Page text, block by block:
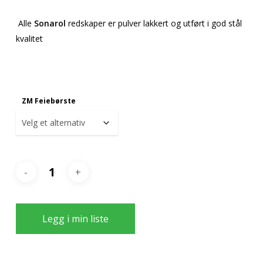
Alle Sonarol redskaper er pulver lakkert og utført i god stål
kvalitet
ZM Feiebørste
Legg i min liste